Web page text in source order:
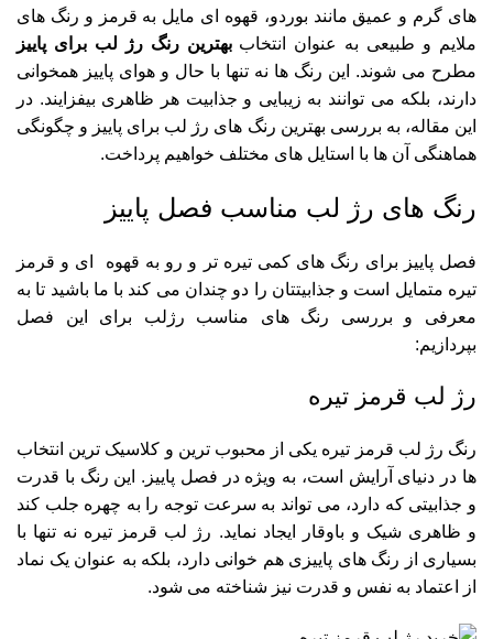
های گرم و عمیق مانند بوردو، قهوه‌ ای مایل به قرمز و رنگ‌ های
ملایم و طبیعی به عنوان انتخاببهترین رنگ رژ لب برای پاییز
مطرح می‌ شوند. این رنگ‌ ها نه تنها با حال و هوای پاییز همخوانی
دارند، بلکه می‌ توانند به زیبایی و جذابیت هر ظاهری بیفزایند. در
این مقاله، به بررسی بهترین رنگ‌ های رژ لب برای پاییز و چگونگی
هماهنگی آن‌ ها با استایل‌ های مختلف خواهیم پرداخت.
رنگ های رژ لب مناسب فصل پاییز
فصل پاییز برای رنگ های کمی تیره تر و رو به قهوه ای و قرمز
تیره متمایل است و جذابیتتان را دو چندان می کند با ما باشید تا به
معرفی و بررسی رنگ های مناسب رژلب برای این فصل
بپردازیم:
رژ لب قرمز تیره
رنگ رژ لب قرمز تیره یکی از محبوب‌ ترین و کلاسیک‌ ترین انتخاب‌
ها در دنیای آرایش است، به‌ ویژه در فصل پاییز. این رنگ با قدرت
و جذابیتی که دارد، می‌ تواند به سرعت توجه را به چهره جلب کند
و ظاهری شیک و باوقار ایجاد نماید. رژ لب قرمز تیره نه تنها با
بسیاری از رنگ‌ های پاییزی هم‌ خوانی دارد، بلکه به عنوان یک نماد
از اعتماد به نفس و قدرت نیز شناخته می‌ شود.